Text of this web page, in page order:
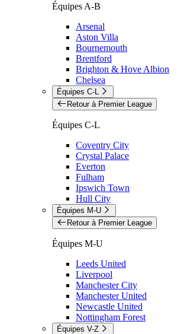
Équipes A-B
Arsenal
Aston Villa
Bournemouth
Brentford
Brighton & Hove Albion
Chelsea
Équipes C-L
Retour à Premier League
Équipes C-L
Coventry City
Crystal Palace
Everton
Fulham
Ipswich Town
Hull City
Équipes M-U
Retour à Premier League
Équipes M-U
Leeds United
Liverpool
Manchester City
Manchester United
Newcastle United
Nottingham Forest
Équipes V-Z